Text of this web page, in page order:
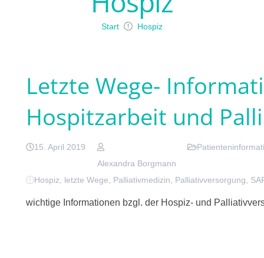
Start Hospiz
Letzte Wege-
Hospitzarbeit und
15. April 2019
Alexandra Borgmann
Hospiz letzte Wege Palliativmedizin Palliativversorgung
wichtige Informationen bzgl. der Hospiz- und